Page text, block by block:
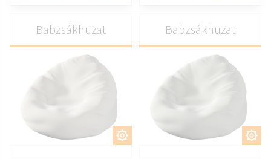
TESTRESZAB
Babzsákhuzat
TESTRESZAB
Babzsákhuzat